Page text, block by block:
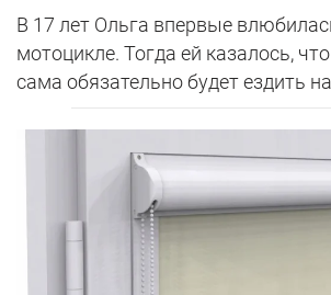
В 17 лет Ольга впервые
мотоцикле. Тогда ей казалось,
сама обязательно будет ездить